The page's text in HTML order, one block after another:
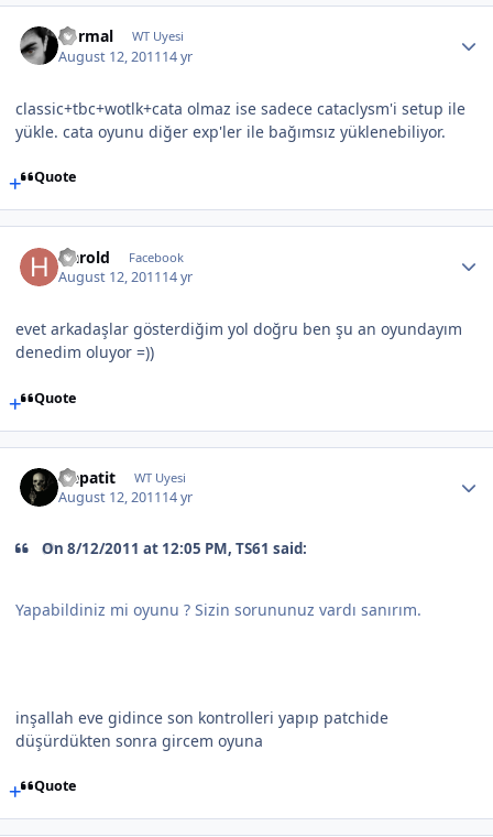
normal WT Uyesi
August 12, 201114 yr
classic+tbc+wotlk+cata olmaz ise sadece cataclysm'i setup ile
yükle. cata oyunu diğer exp'ler ile bağımsız yüklenebiliyor.
Quote
Harold Facebook
August 12, 201114 yr
evet arkadaşlar gösterdiğim yol doğru ben şu an oyundayım
denedim oluyor =))
Quote
Hepatit WT Uyesi
August 12, 201114 yr
On 8/12/2011 at 12:05 PM, TS61 said:
Yapabildiniz mi oyunu ? Sizin sorununuz vardı sanırım.
inşallah eve gidince son kontrolleri yapıp patchide
düşürdükten sonra gircem oyuna
Quote